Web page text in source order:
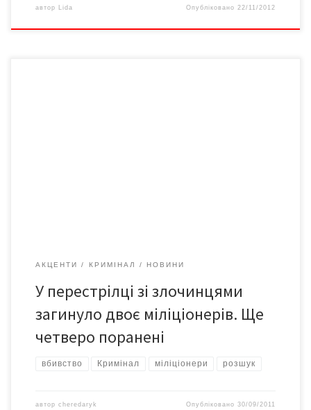
автор Lida Опубліковано 22/11/2012
АКЦЕНТИ КРИМІНАЛ НОВИНИ
У перестрілці зі злочинцями
загинуло двоє міліціонерів. Ще
четверо поранені
вбивство Кримінал міліціонери розшук
автор cheredaryk Опубліковано30/09/2011